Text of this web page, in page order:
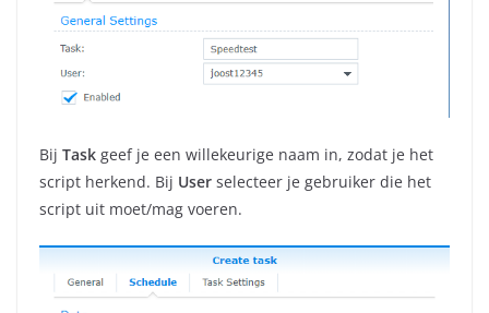
Bij Task geef je een willekeurige naam in, zodat je het
script herkend. Bij User selecteer je gebruiker die het
script uit moet/mag voeren.